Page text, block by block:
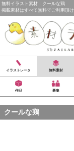
無料イラスト素材：クールな鶏
掲載素材はすべて無料でご利用頂
イラストレータ 無料素材
作品 募集
クールな鶏